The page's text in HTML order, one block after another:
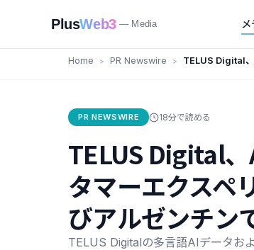
PlusWeb3 — Media
Home PR Newswire
TELUS Digital
PR NEWSWIRE 18分で読める
TELUS Digital
タマーエクスペ
びアルゼンチン
TELUS Digitalの多言語AIデータお